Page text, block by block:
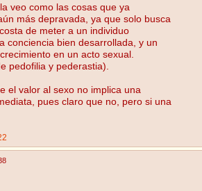
veo como las cosas que ya
más depravada, ya que solo busca
de meter a un individuo
conciencia bien desarrollada, y un
en un acto sexual.
pedofilia y pederastia).
el valor al sexo no implica una
pues claro que no, pero si una